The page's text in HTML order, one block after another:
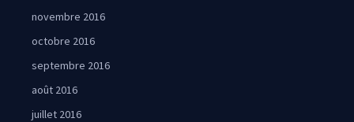
novembre 2016
octobre 2016
septembre 2016
août 2016
juillet 2016